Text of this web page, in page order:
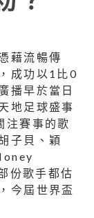
藉流暢傳
成功以1比0
播早於當日
地足球盛事
注賽事的歌
子貝、穎
份歌手都估
今屆世界盃